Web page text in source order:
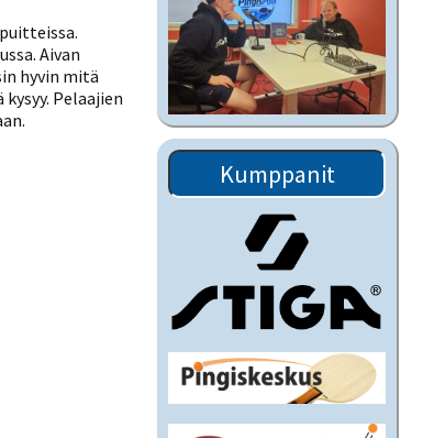
Aivan
hyvin mitä
Pelaajien
Kumppanit